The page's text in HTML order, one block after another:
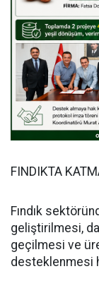
FINDIKTA
Fındık
geliştirilmesi,
geçilmesi ve
desteklenmesi